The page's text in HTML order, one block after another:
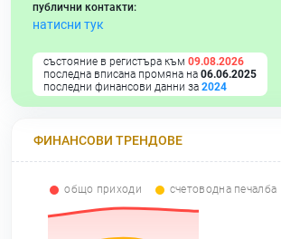
публични контакти:
натисни тук
състояние в регистъра към 09.08.2026
последна вписана промяна на 06.06.2025
последни финансови данни за 2024
ФИНАНСОВИ ТРЕНДОВЕ
общо приходи счетоводна печалба